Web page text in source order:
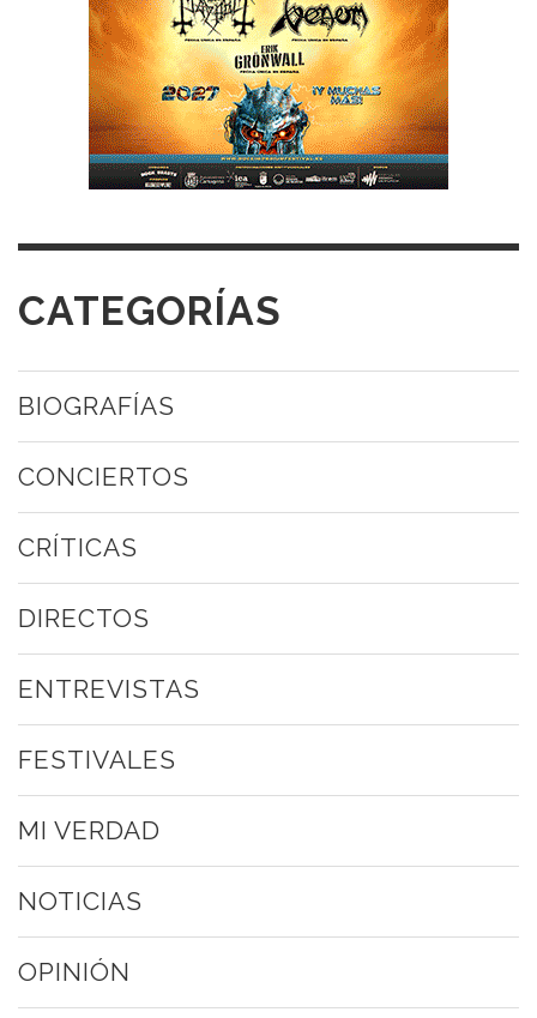
CATEGORÍAS
BIOGRAFÍAS
CONCIERTOS
CRÍTICAS
DIRECTOS
ENTREVISTAS
FESTIVALES
MI VERDAD
NOTICIAS
OPINIÓN